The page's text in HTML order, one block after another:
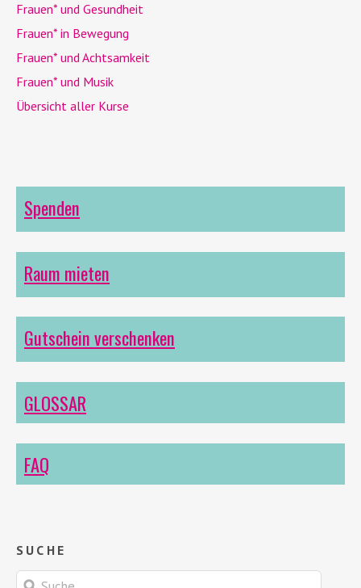
Frauen* und Gesundheit
Frauen* in Bewegung
Frauen* und Achtsamkeit
Frauen* und Musik
Übersicht aller Kurse
Spenden
Raum mieten
Gutschein verschenken
GLOSSAR
FAQ
SUCHE